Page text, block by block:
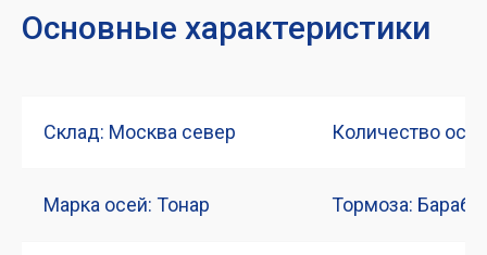
Основные характеристики
Склад: Москва север Количество
Марка осей: Тонар Тормоза: